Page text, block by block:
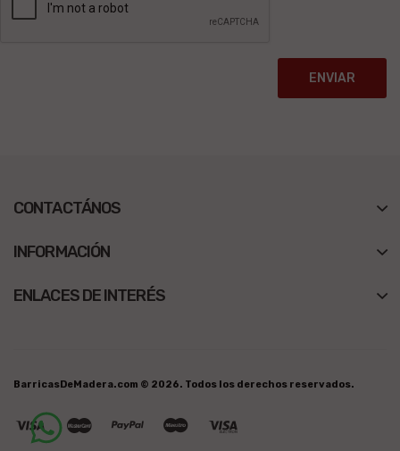
ENVIAR
CONTACTÁNOS
INFORMACIÓN
ENLACES DE INTERÉS
BarricasDeMadera.com © 2026. Todos los derechos reservados.